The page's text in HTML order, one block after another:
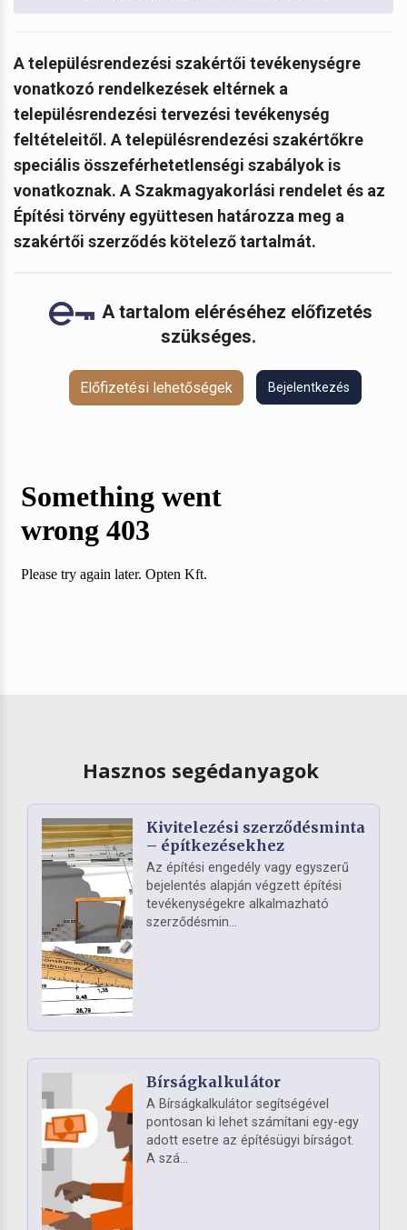
Atelepülésrendezési szakértői tevékenységre
vonatkozó rendelkezések eltérnek a
településrendezési tervezési tevékenység
feltételeitől. A településrendezési szakértőkre
speciális összeférhetetlenségi szabályok is
vonatkoznak. A Szakmagyakorlási rendelet és az
Építési törvény együttesen határozza meg a
szakértői szerződés kötelező tartalmát.
A tartalom eléréséhez előfizetés
szükséges.
Előfizetési lehetőségek Bejelentkezés
Hasznos segédanyagok
Kivitelezési szerződésminta
– építkezésekhez
Az építési engedély vagy egyszerű
bejelentés alapján végzett építési
tevékenységekre alkalmazható
szerződésmin...
Bírságkalkulátor
A Bírságkalkulátor segítségével
pontosan ki lehet számítani egy-egy
adott esetre az építésügyi bírságot.
A szá...